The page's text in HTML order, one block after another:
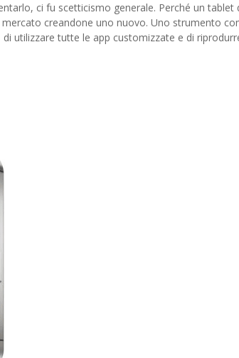
ci fu scetticismo generale. Perché un
creandone uno nuovo. Uno strumento
utilizzare tutte le app customizzate e di